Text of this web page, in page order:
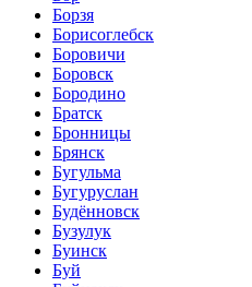
Борзя
Борисоглебск
Боровичи
Боровск
Бородино
Братск
Бронницы
Брянск
Бугульма
Бугуруслан
Будённовск
Бузулук
Буинск
Буй